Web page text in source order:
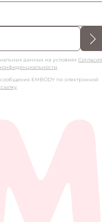
данных на условиях Согласия
.
EMBODY по электронной
.